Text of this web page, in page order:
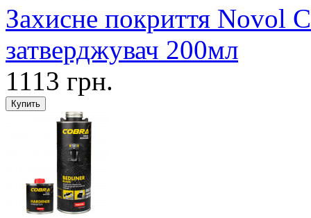
Захисне покриття Novol
затверджувач 200мл
1113 грн.